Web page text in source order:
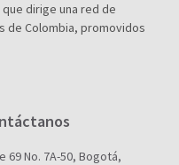
dirige una red de
de Colombia, promovidos
69 No. 7A-50, Bogotá,